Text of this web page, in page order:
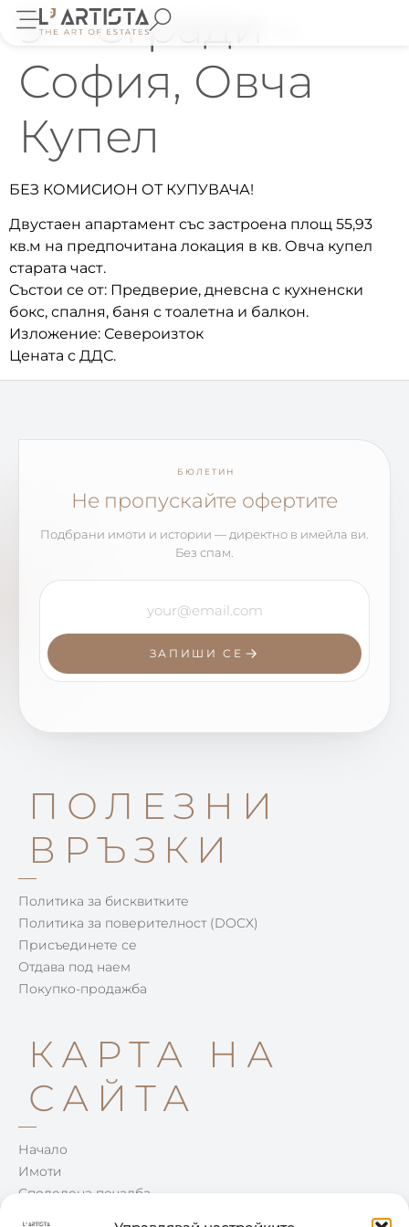
9 – Сгради –
София, Овча
Купел
БЕЗ КОМИСИОН ОТ КУПУВАЧА!
Двустаен апартамент със застроена площ 55,93
кв.м на предпочитана локация в кв. Овча купел
старата част.
Състои се от: Предверие, дневсна с кухненски
бокс, спалня, баня с тоалетна и балкон.
Изложение: Североизток
Цената с ДДС.
БЮЛЕТИН
Не пропускайте офертите
Подбрани имоти и истории — директно в имейла ви.
Без спам.
ЗАПИШИ СЕ
ПОЛЕЗНИ
ВРЪЗКИ
Политика за бисквитките
Политика за поверителност (DOCX)
Присъединете се
Отдава под наем
Покупко-продажба
КАРТА НА
САЙТА
Начало
Имоти
Споделена печалба